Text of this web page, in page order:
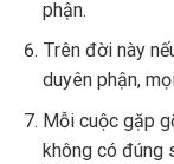
phận.
Trên đời này
duyên phận,
Mỗi cuộc gặp
không có đúng